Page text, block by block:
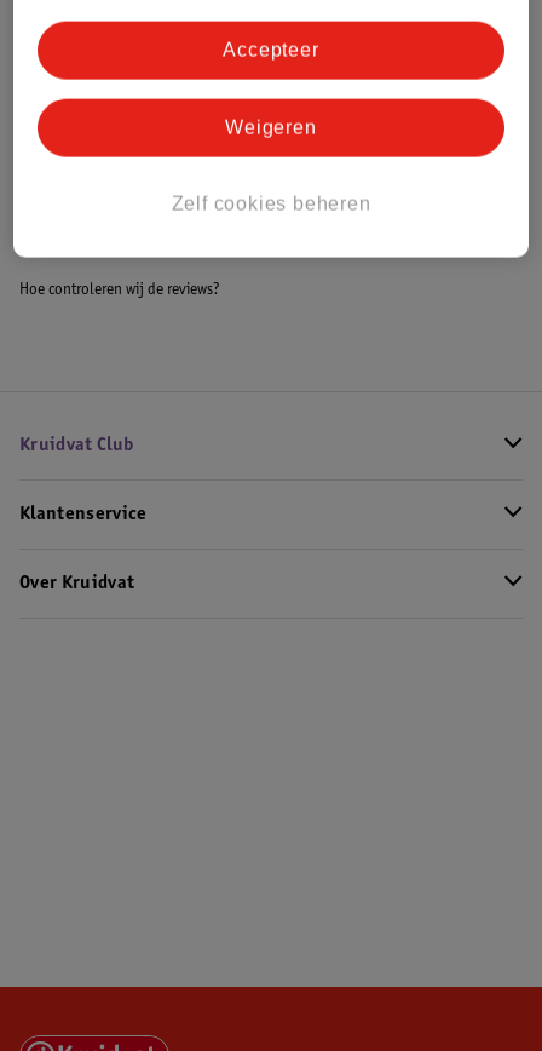
Bestel & Bezorginformatie
Hoe controleren wij de reviews?
Kruidvat Club
Klantenservice
Over Kruidvat
Zelf cookies beheren
Weigeren
Accepteer